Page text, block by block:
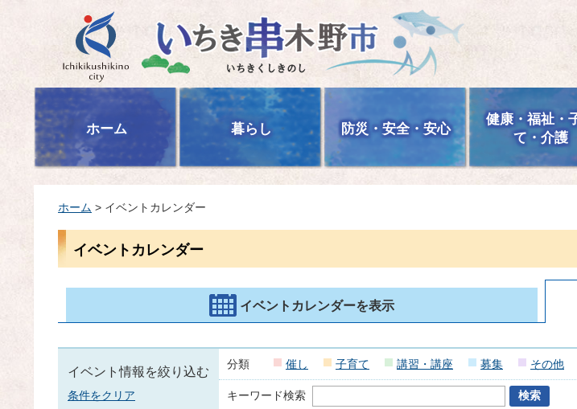
いちき串木野市
ホーム 暮らし 防災・安全・安心
健康・福祉・
て・介護
ホーム > イベントカレンダー
イベントカレンダー
イベントカレンダーを表示
イベント情報を絞り込む
条件をクリア
分類 催し 子育て 講習・講座 募集 その他
キーワード検索